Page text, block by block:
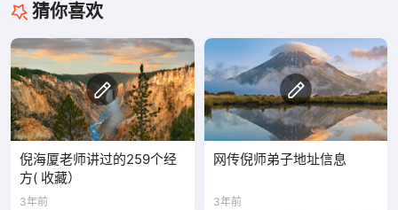
猜你喜欢
倪海厦老师讲过的259个经
方( 收藏）
3年前
网传倪师弟子地址信息
3年前